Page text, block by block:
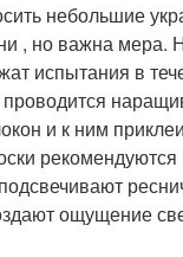
небольшие
, но важна мера.
испытания в
и к ним
ощущение